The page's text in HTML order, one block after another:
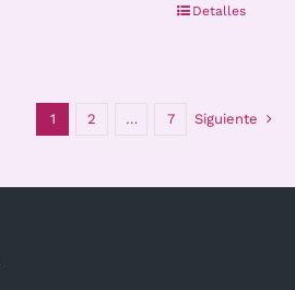
Detalles
1 2 … 7 Siguiente